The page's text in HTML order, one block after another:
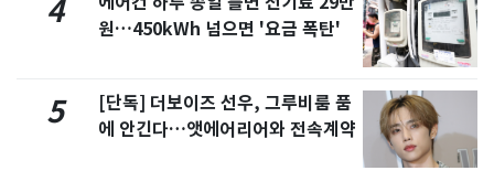
4
원…450kWh 넘으면 '요금 폭탄'
5
[단독] 더보이즈 선우, 그루비룸 품
에 안긴다…앳에어리어와 전속계약